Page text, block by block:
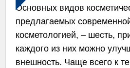
Основных видов
предлагаемых
косметологией, – шесть,
каждого из них можно
внешность. Чаще всего к